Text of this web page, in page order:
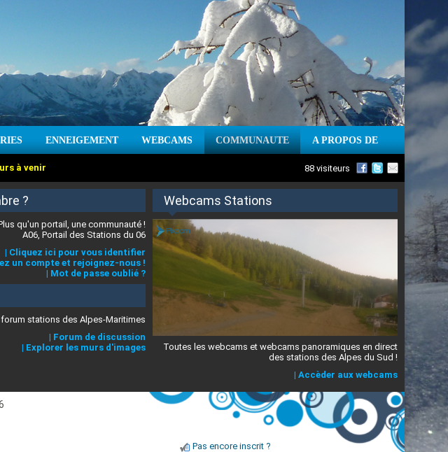
ENNEIGEMENT WEBCAMS COMMUNAUTE A PROPOS DE
à venir 88 visiteurs
?
qu'un portail, une communauté !
A06, Portail des Stations du 06
| Cliquez ici pour vous identifier
un compte et rejoignez-nous !
| Mot de passe oublié ?
stations des Alpes-Maritimes
| Forum de discussion
| Explorer les murs d'images
Webcams Stations
Toutes les webcams et webcams panoramiques en direct
des stations des Alpes du Sud !
| Accèder aux webcams
Pas encore inscrit ?